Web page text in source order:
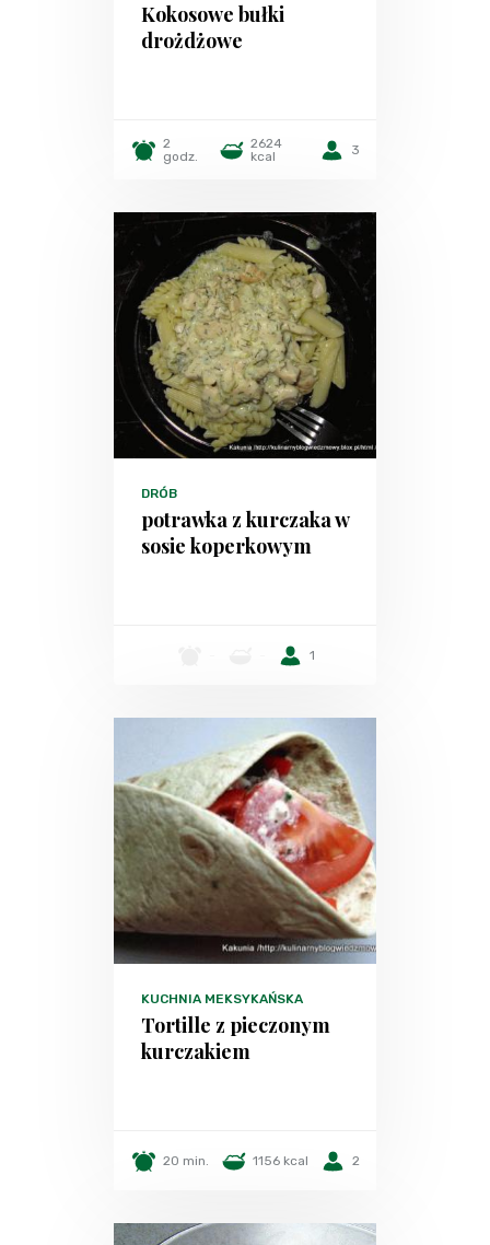
Kokosowe bułki
drożdżowe
2
godz.
2624
kcal
3
DRÓB
potrawka z kurczaka w
sosie koperkowym
1
KUCHNIA MEKSYKAŃSKA
Tortille z pieczonym
kurczakiem
20 min. 1156 kcal 2